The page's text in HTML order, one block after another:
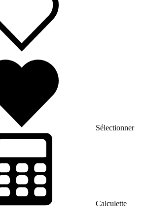
Sélectionner
Calculette